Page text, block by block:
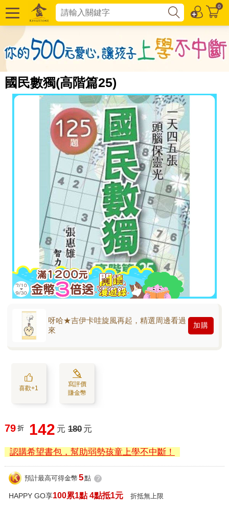
0
國民數獨(高階篇25)
呀哈★吉伊卡哇旋風再起，精選周邊看過
來
加購
喜歡+1
寫評價
賺金幣
79 折 142 元 180 元
認購希望書包，幫助弱勢孩童上學不中斷！
預計最高可得金幣 5點 ?
HAPPY GO享100累1點 4點抵1元 折抵無上限